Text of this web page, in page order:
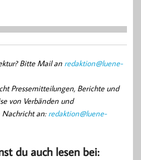
Bitte Mail an redaktion@luene-
Pressemitteilungen, Berichte und
von Verbänden und
Nachricht an: redaktion@luene-
du auch lesen bei: